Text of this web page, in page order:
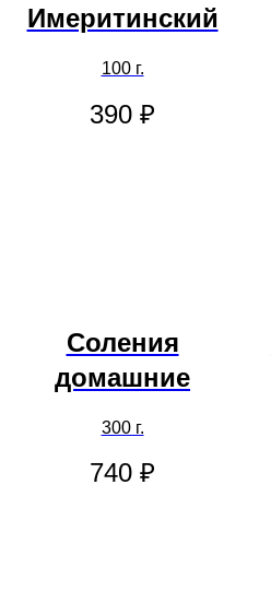
Имеритинский
100 г.
390 ₽
Соления
домашние
300 г.
740 ₽